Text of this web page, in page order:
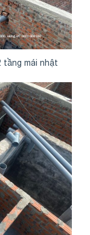
mái nhật